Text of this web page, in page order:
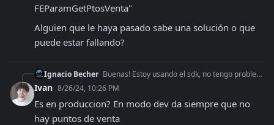
FEParamGetPtosVenta"
Alguien que le haya pasado sabe una solución o que
puede estar fallando?
Ignacio Becher Buenas! Estoy usando el sdk, no tengo problemas con nada, solamente con el método para obtener el punto de venta, probé con varios cuit pero me sigue dando este
Ivan 8/26/24, 10:26 PM
Es en produccion? En modo dev da siempre que no
hay puntos de venta